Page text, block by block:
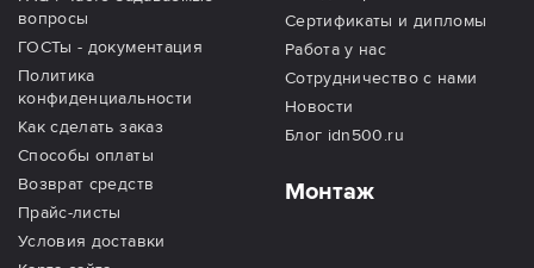
вопросы
ГОСТы - документация
Политика
конфиденциальности
Как сделать заказ
Способы оплаты
Возврат средств
Прайс-листы
Условия доставки
Сертификаты и дипломы
Работа у нас
Сотрудничество с нами
Новости
Блог idn500.ru
Монтаж